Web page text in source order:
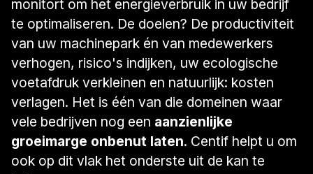
monitort om het energieverbruik in uw bedrijf
te optimaliseren. De doelen? De productiviteit
van uw machinepark én van medewerkers
verhogen, risico's indijken, uw ecologische
voetafdruk verkleinen en natuurlijk: kosten
verlagen. Het is één van die domeinen waar
vele bedrijven nog een aanzienlijke
groeimarge onbenut laten. Centif helpt u om
ook op dit vlak het onderste uit de kan te